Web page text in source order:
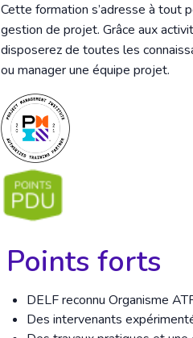
Cette formation s’adresse à tout
gestion de projet. Grâce aux
disposerez de toutes les
ou manager une équipe projet.
Points forts
DELF reconnu Organisme
Des intervenants